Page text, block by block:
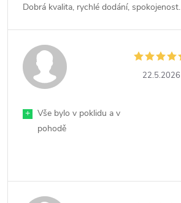
Dobrá kvalita, rychlé dodání, spokojenost.
22.5.2026
+
Vše bylo v poklidu a v
pohodě